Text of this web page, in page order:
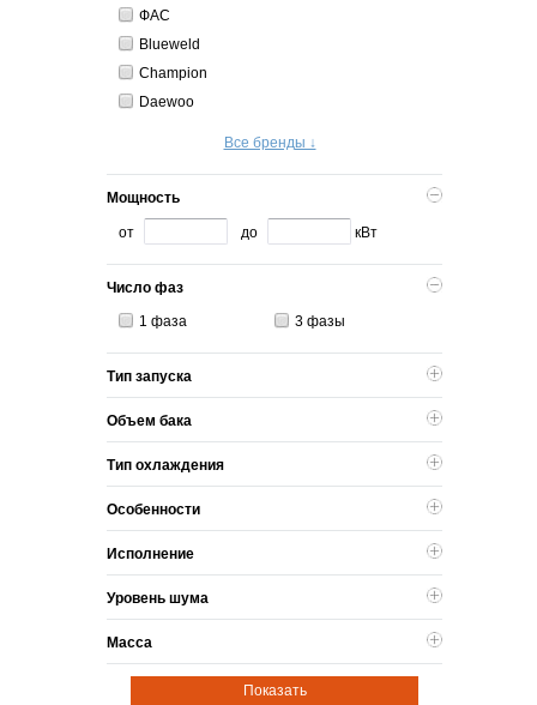
ФАС
Blueweld
Champion
Daewoo
Все бренды ↓
Мощность
от до кВт
Число фаз
1 фаза 3 фазы
Тип запуска
Объем бака
Тип охлаждения
Особенности
Исполнение
Уровень шума
Масса
Показать